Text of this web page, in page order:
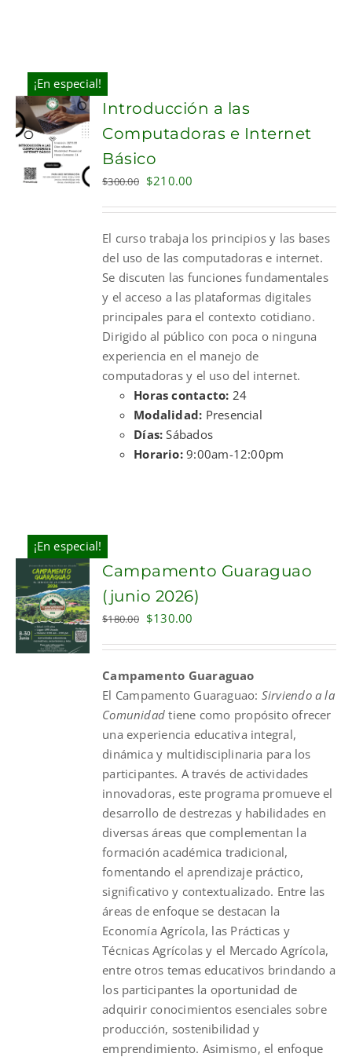
¡En especial!
ADD TO
Introducción a las
Computadoras e Internet
Básico
$300.00 Original
$300.00.
$210.00
$210.00.
El curso trabaja los principios y las bases
del uso de las computadoras e internet.
Se discuten las funciones fundamentales
y el acceso a las plataformas digitales
principales para el contexto cotidiano.
Dirigido al público con poca o ninguna
experiencia en el manejo de
computadoras y el uso del internet.
Horas contacto: 24
Modalidad: Presencial
Días: Sábados
Horario:9:00am-12:00pm
¡En especial!
ADD TO
CART
Campamento Guaraguao
(junio 2026)
$180.00 Original
$180.00.
$130.00
$130.00.
Campamento Guaraguao
El Campamento Guaraguao: Sirviendo a la
Comunidad tiene como propósito ofrecer
una experiencia educativa integral,
dinámica y multidisciplinaria para los
participantes. A través de actividades
innovadoras, este programa promueve el
desarrollo de destrezas y habilidades en
diversas áreas que complementan la
formación académica tradicional,
fomentando el aprendizaje práctico,
significativo y contextualizado. Entre las
áreas de enfoque se destacan la
Economía Agrícola, las Prácticas y
Técnicas Agrícolas y el Mercado Agrícola,
entre otros temas educativos brindando a
los participantes la oportunidad de
adquirir conocimientos esenciales sobre
producción, sostenibilidad y
emprendimiento. Asimismo, el enfoque